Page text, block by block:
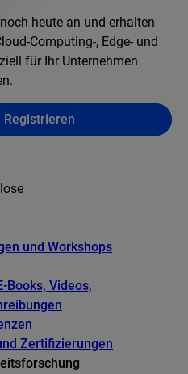
heute an und erhalten
Computing-, Edge- und
für Ihr Unternehmen
Registrieren
und Workshops
Books, Videos,
Zertifizierungen